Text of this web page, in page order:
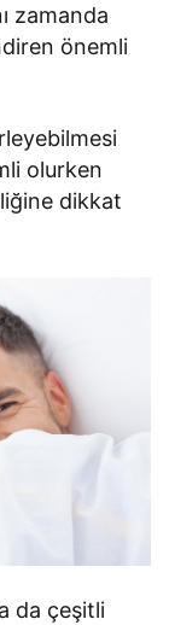
zamanda
önemli
olurken
dikkat
da çeşitli